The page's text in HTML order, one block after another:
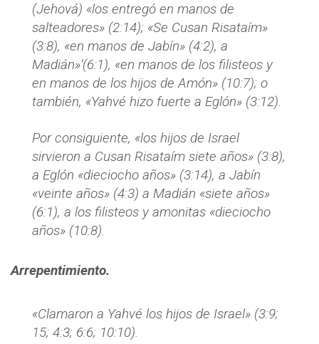
(Jehová) «los entregó en manos de
salteadores» (2:14); «Se Cusan Risataím»
(3:8), «en manos de Jabín» (4:2), a
Madián»‘(6:1), «en manos de los filisteos y
en manos de los hijos de Amón» (10:7); o
también, «Yahvé hizo fuerte a Eglón» (3:12).
Por consiguiente, «los hijos de Israel
sirvieron a Cusan Risataím siete años» (3:8),
a Eglón «dieciocho años» (3:14), a Jabín
«veinte años» (4:3) a Madián «siete años»
(6:1), a los filisteos y amonitas «dieciocho
años» (10:8).
Arrepentimiento.
«Clamaron a Yahvé los hijos de Israel» (3:9;
15; 4:3; 6:6; 10:10).